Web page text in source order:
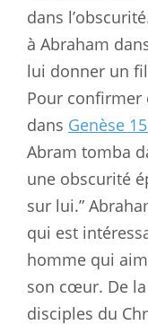
dans
à Abraham
lui donner un
Pour confirmer
dans Genèse
Abram tomba
une obscurité
sur lui.”
qui est
homme qui
son cœur. De
disciples du